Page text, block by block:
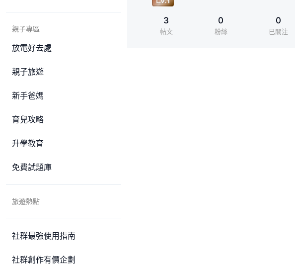
親子專區
放電好去處
親子旅遊
新手爸媽
育兒攻略
升學教育
免費試題庫
旅遊熱點
社群最強使用指南
社群創作有價企劃
3
帖文
0
粉絲
0
已關注